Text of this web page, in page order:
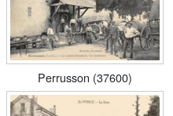
Perrusson (37600)